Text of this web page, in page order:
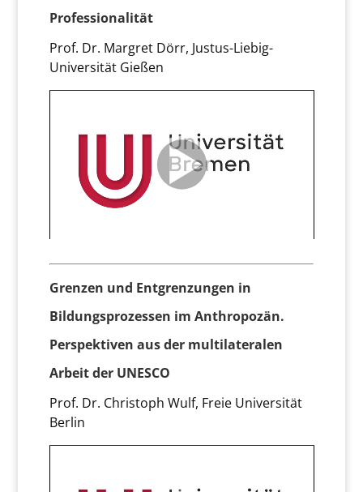
Professionalität
Prof. Dr. Margret Dörr, Justus-Liebig-
Universität Gießen
Grenzen und Entgrenzungen in
Bildungsprozessen im Anthropozän.
Perspektiven aus der multilateralen
Arbeit der UNESCO
Prof. Dr. Christoph Wulf, Freie Universität
Berlin